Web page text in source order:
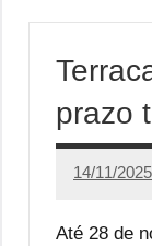
prazo
14/11/2025
Até 28 de